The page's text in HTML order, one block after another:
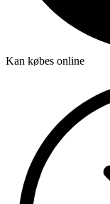
Kan købes online